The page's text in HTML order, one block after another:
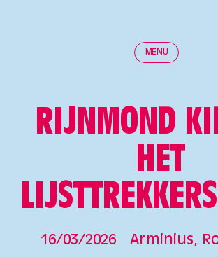
MENU
RIJNMOND
HET
16/03/2026 Arminius,